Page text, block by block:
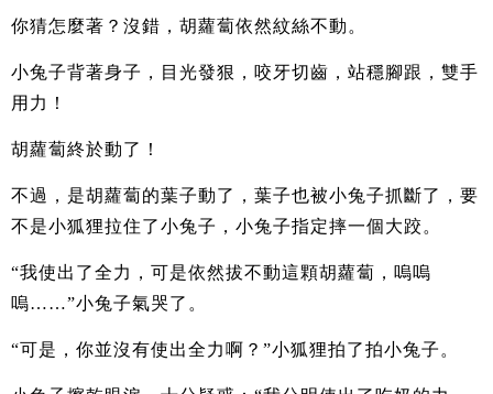
你猜怎麼著？沒錯，胡蘿蔔依然紋絲不動。
小兔子背著身子，目光發狠，咬牙切齒，站穩腳跟，雙手
用力！
胡蘿蔔終於動了！
不過，是胡蘿蔔的葉子動了，葉子也被小兔子抓斷了，要
不是小狐狸拉住了小兔子，小兔子指定摔一個大跤。
“我使出了全力，可是依然拔不動這顆胡蘿蔔，嗚嗚
嗚……”小兔子氣哭了。
“可是，你並沒有使出全力啊？”小狐狸拍了拍小兔子。